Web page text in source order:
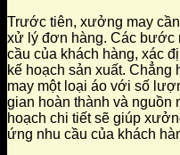
Trước tiên, xưởng may
xử lý đơn hàng. Các bước
cầu của khách hàng, xác
kế hoạch sản xuất. Chẳng
may một loại áo với số
gian hoàn thành và nguồn
hoạch chi tiết sẽ giúp
ứng nhu cầu của khách